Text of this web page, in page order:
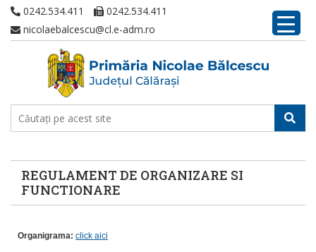
0242.534.411
0242.534.411
nicolaebalcescu@cl.e-adm.ro
REGULAMENT DE ORGANIZARE SI
FUNCTIONARE
Organigrama: click aici